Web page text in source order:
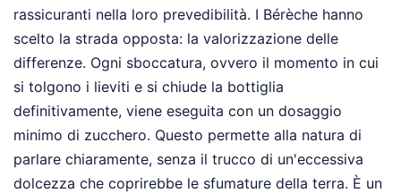
rassicuranti nella loro prevedibilità. I Bérèche hanno
scelto la strada opposta: la valorizzazione delle
differenze. Ogni sboccatura, ovvero il momento in cui
si tolgono i lieviti e si chiude la bottiglia
definitivamente, viene eseguita con un dosaggio
minimo di zucchero. Questo permette alla natura di
parlare chiaramente, senza il trucco di un'eccessiva
dolcezza che coprirebbe le sfumature della terra. È un